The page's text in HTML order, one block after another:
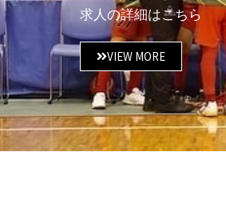
求人の詳細はこちら
VIEW MORE